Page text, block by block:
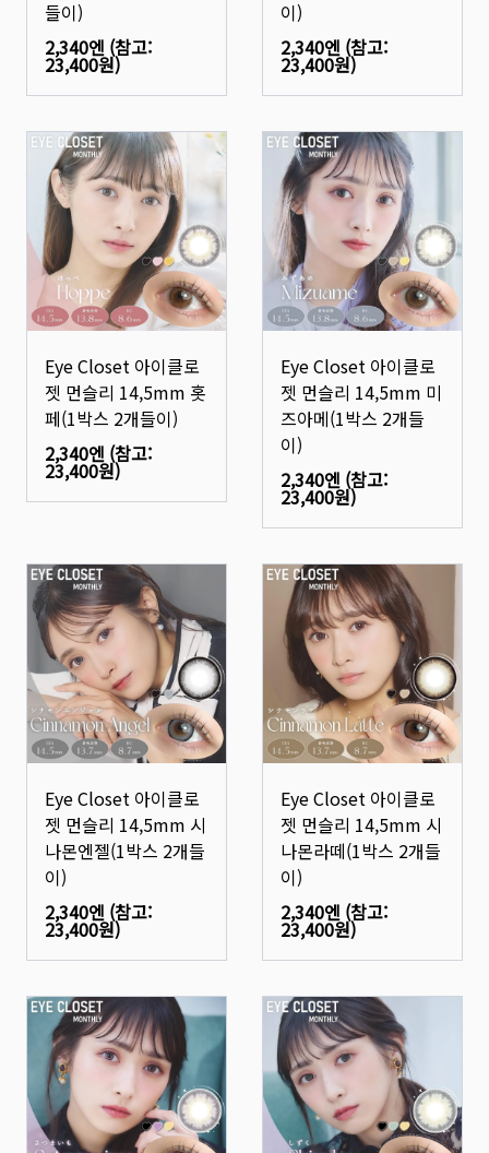
들이)
2,340엔 (참고:
23,400원)
이)
2,340엔 (참고:
23,400원)
Eye Closet 아이클로
젯 먼슬리 14,5mm 홋
페(1박스 2개들이)
2,340엔 (참고:
23,400원)
Eye Closet 아이클로
젯 먼슬리 14,5mm 미
즈아메(1박스 2개들
이)
2,340엔 (참고:
23,400원)
Eye Closet 아이클로
젯 먼슬리 14,5mm 시
나몬엔젤(1박스 2개들
이)
2,340엔 (참고:
23,400원)
Eye Closet 아이클로
젯 먼슬리 14,5mm 시
나몬라떼(1박스 2개들
이)
2,340엔 (참고:
23,400원)